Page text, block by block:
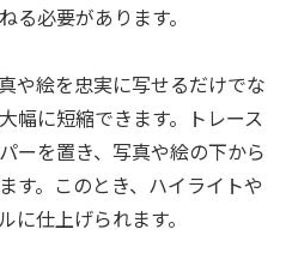
る必要があります。
や絵を忠実に写せるだけでな
幅に短縮できます。トレース
ーを置き、写真や絵の下から
す。このとき、ハイライトや
に仕上げられます。